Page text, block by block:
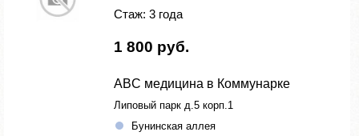
Стаж: 3 года
1 800 руб.
ABC медицина в Коммунарке
Липовый парк д.5 корп.1
Бунинская аллея